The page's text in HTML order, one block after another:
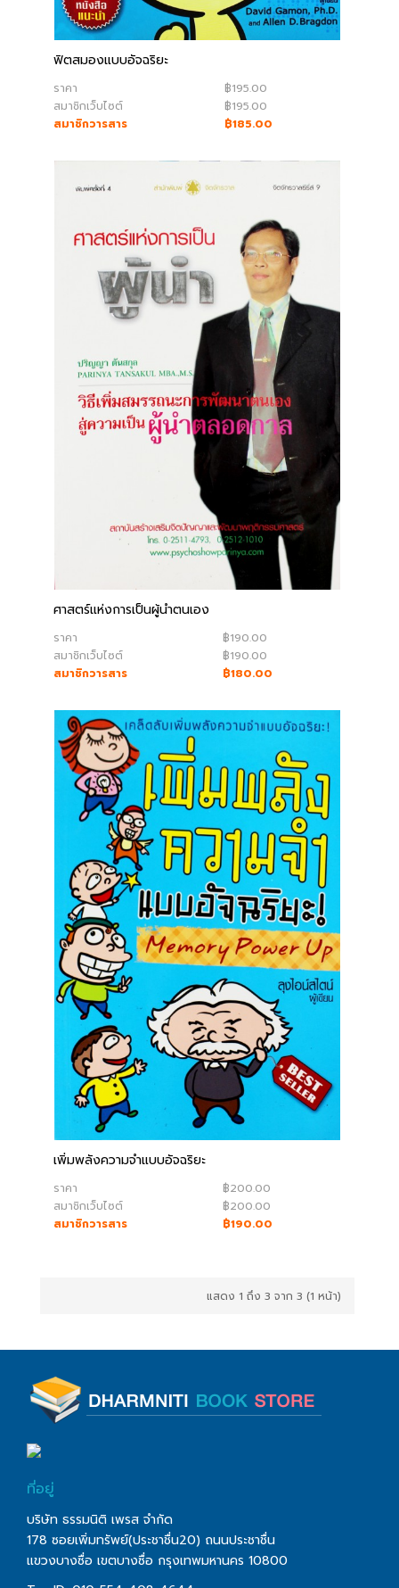
ฟิตสมองแบบอัจฉริยะ
ราคา
฿195.00
สมาชิกเว็บไซต์
฿195.00
สมาชิกวารสาร
฿185.00
ศาสตร์แห่งการเป็นผู้นำตนเอง
ราคา
฿190.00
สมาชิกเว็บไซต์
฿190.00
สมาชิกวารสาร
฿180.00
เพิ่มพลังความจำแบบอัจฉริยะ
ราคา
฿200.00
สมาชิกเว็บไซต์
฿200.00
สมาชิกวารสาร
฿190.00
แสดง 1 ถึง 3 จาก 3 (1 หน้า)
ที่อยู่
บริษัท ธรรมนิติ เพรส จำกัด
178 ซอยเพิ่มทรัพย์(ประชาชื่น20) ถนนประชาชื่น
แขวงบางซื่อ เขตบางซื่อ กรุงเทพมหานคร 10800